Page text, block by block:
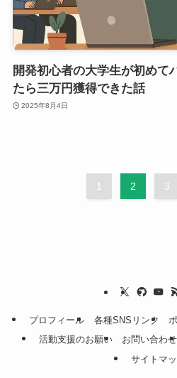
開発初心者の大学生が初めて
たら三万円獲得できた話
2025年8月4日
1 2 3
プロフィール 各種SNSリンク
活動支援のお願い
お問い合わせ
サイトマ